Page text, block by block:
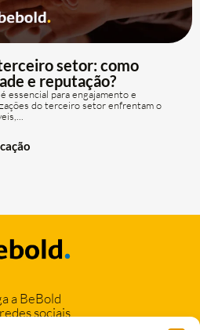
setor: como
e reputação?
essencial para engajamento e
do terceiro setor enfrentam o
a BeBold
sociais